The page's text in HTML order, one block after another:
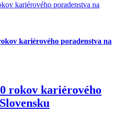
–
SPŠ
kariérového poradenstva na
kariérového poradenstva na
rokov kariérového